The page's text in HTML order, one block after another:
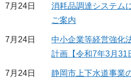
7月24日
消耗品調達システム
ご案内
7月24日
中小企業等経営強化
計画【令和7年3月31
7月24日
静岡市上下水道事業